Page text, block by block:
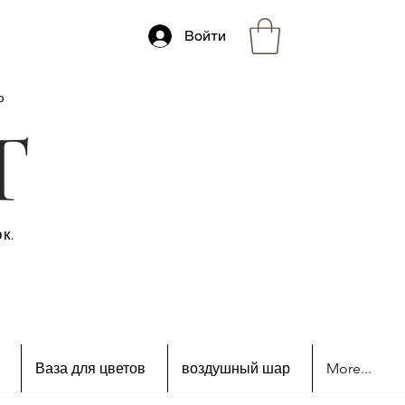
Войти
Ваза для цветов воздушный шар More...